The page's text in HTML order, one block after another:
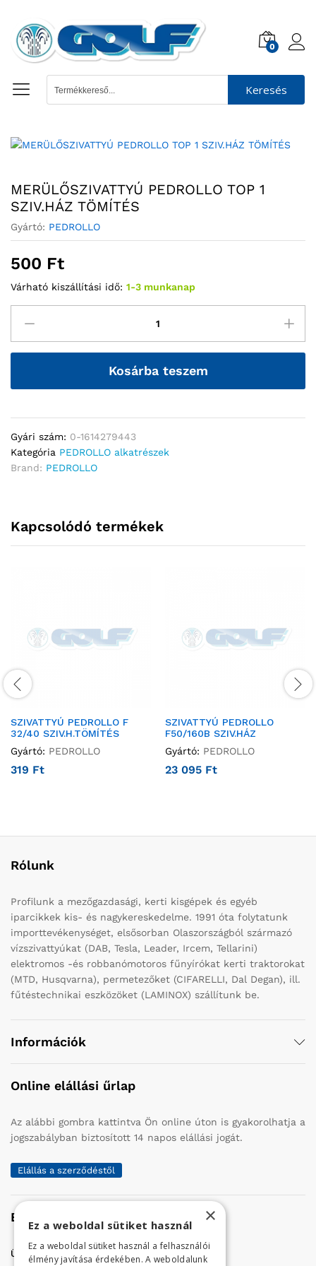
0
Keresés
MERÜLŐSZIVATTYÚ PEDROLLO TOP 1
SZIV.HÁZ TÖMÍTÉS
Gyártó: PEDROLLO
500 Ft
Várható kiszállítási idő: 1-3 munkanap
Kosárba teszem
Gyári szám: 0-1614279443
Kategória PEDROLLO alkatrészek
Brand: PEDROLLO
Kapcsolódó termékek
SZIVATTYÚ PEDROLLO F
32/40 SZIV.H.TÖMÍTÉS
Gyártó: PEDROLLO
319 Ft
SZIVATTYÚ PEDROLLO
F50/160B SZIV.HÁZ
Gyártó: PEDROLLO
23 095 Ft
Rólunk
Profilunk a mezőgazdasági, kerti kisgépek és egyéb
iparcikkek kis- és nagykereskedelme. 1991 óta folytatunk
importtevékenységet, elsősorban Olaszországból származó
vízszivattyúkat (DAB, Tesla, Leader, Ircem, Tellarini)
elektromos -és robbanómotoros fűnyírókat kerti traktorokat
(MTD, Husqvarna), permetezőket (CIFARELLI, Dal Degan), ill.
fűtéstechnikai eszközöket (LAMINOX) szállítunk be.
Információk
Online elállási űrlap
Az alábbi gombra kattintva Ön online úton is gyakorolhatja a
jogszabályban biztosított 14 napos elállási jogát.
Elállás a szerződéstől
Elérhetőség
Üzletünk címe:
Szolnok, Vércse út 17.
×
Ez a weboldal sütiket használ
Ez a weboldal sütiket használ a felhasználói
élmény javítása érdekében. A weboldalunk